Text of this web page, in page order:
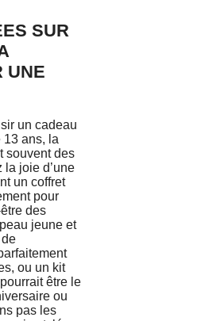
SUR
UNE
un cadeau
13 ans, la
souvent des
la joie d’une
un coffret
pour
des
jeune et
ou un kit
être le
ou
pas les